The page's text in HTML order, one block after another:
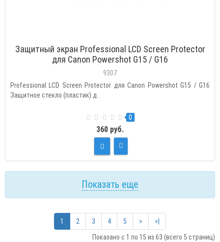
Защитный экран Professional LCD Screen Protector
для Canon Powershot G15 / G16
9307
Professional LCD Screen Protector для Canon Powershot G15 / G16
Защитное стекло (пластик) д..
0
360 руб.
Показать еще
1 2 3 4 5 >
>|
Показано с 1 по 15 из 63 (всего 5 страниц)